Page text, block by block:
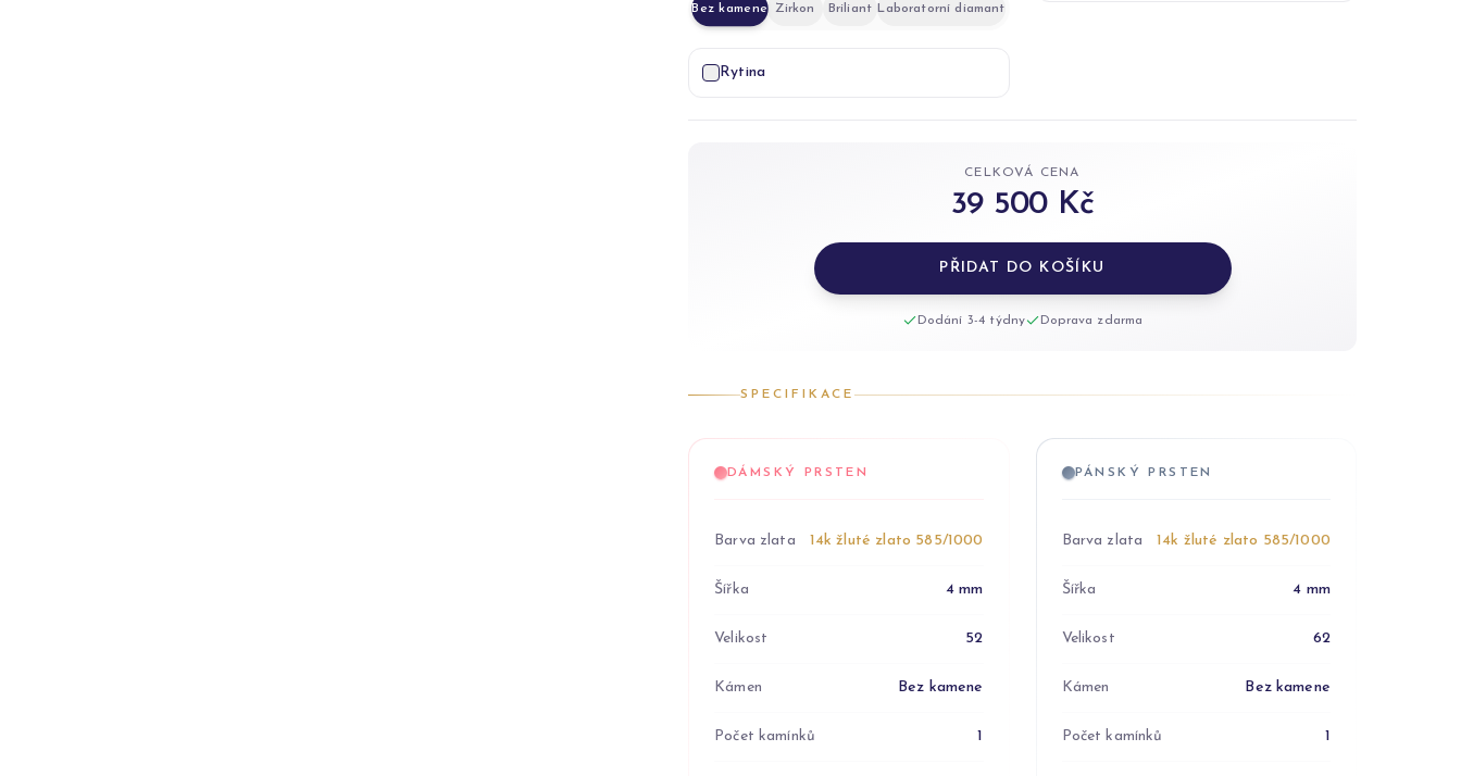
Bez kamene Zirkon Briliant Laboratorní diamant
Rytina
CELKOVÁ CENA
39 500 Kč
PŘIDAT DO KOŠÍKU
Dodání 3-4 týdny Doprava zdarma
SPECIFIKACE
DÁMSKÝ PRSTEN
Barva zlata 14k žluté zlato 585/1000
Šířka 4 mm
Velikost 52
Kámen Bez kamene
Počet kamínků 1
PÁNSKÝ PRSTEN
Barva zlata 14k žluté zlato 585/1000
Šířka 4 mm
Velikost 62
Kámen Bez kamene
Počet kamínků 1